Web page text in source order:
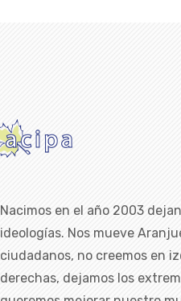
Nacimos en el año 2003
ideologías. Nos mueve
ciudadanos, no creemos en
derechas, dejamos los